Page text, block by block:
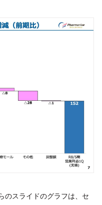
のスライドのグラフは、セ